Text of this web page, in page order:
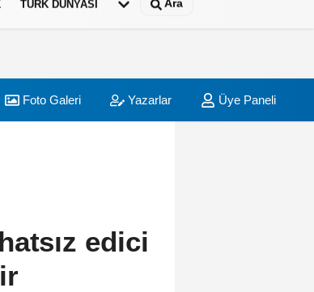
TÜRK DÜNYASI Ara
Foto Galeri Yazarlar Üye Paneli
edici